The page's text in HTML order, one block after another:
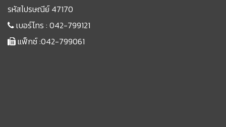
รหัสไปรษณีย์ 47170
เบอร์โทร : 042-799121
แฟ็กซ์ :042-799061